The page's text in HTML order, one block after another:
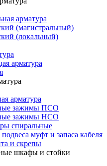
арматура
(магистральный)
(локальный)
арматура
арматура
зажимы ПСО
зажимы НСО
спиральные
муфт и запаса кабеля
и скрепы
шкафы и стойки